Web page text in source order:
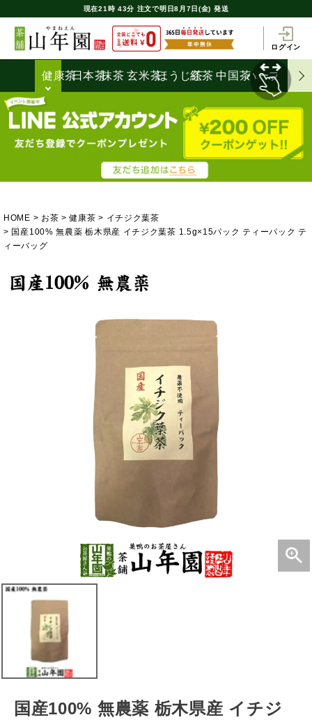
現在21時 43分 注文で明日8月7日(金) 発送
ログイン
健康茶日本茶抹茶 玄米茶ほうじ茶
紅茶 中国茶ハーブティ
HOME お茶 健康茶
イチジク葉茶
国産100% 無農薬 栃木県産 イチジク葉茶 1.5g×15パック ティーパック テ
ィーバッグ
国産100% 無農薬 栃木県産 イチジ